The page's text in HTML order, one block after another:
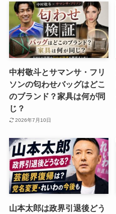
中村敬斗とサマンサ・フリ
ソンの匂わせバッグはどこ
のブランド？家具は何が同
じ？
2026年7月10日
山本太郎は政界引退後どう